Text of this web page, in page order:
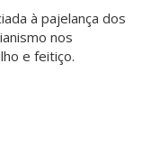
à pajelança dos
nos
e feitiço.